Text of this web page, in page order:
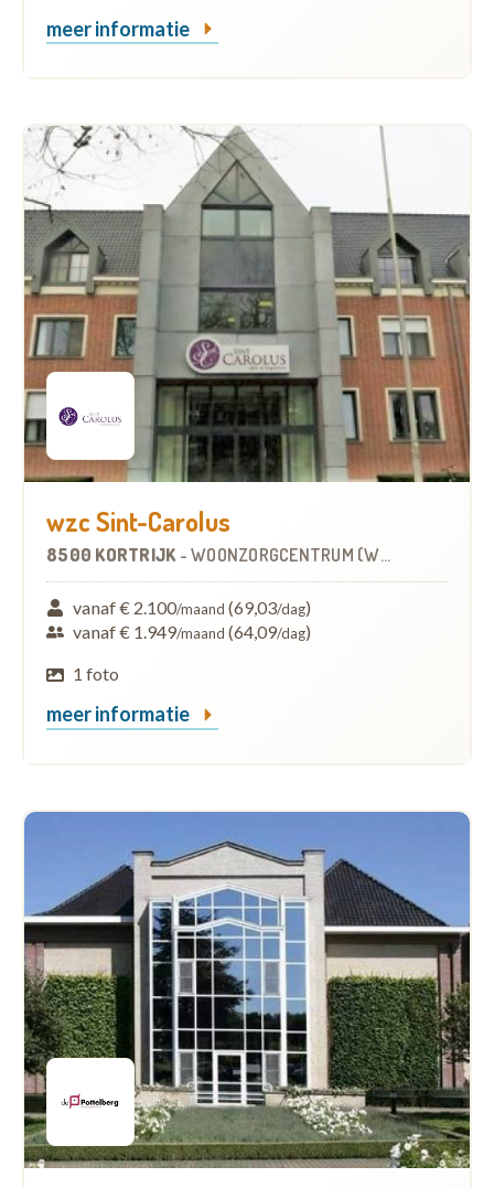
meer informatie
wzc Sint-Carolus
8500 KORTRIJK - WOONZORGCENTRUM (WZC)
vanaf € 2.100/maand (69,03/dag)
vanaf € 1.949/maand (64,09/dag)
1 foto
meer informatie